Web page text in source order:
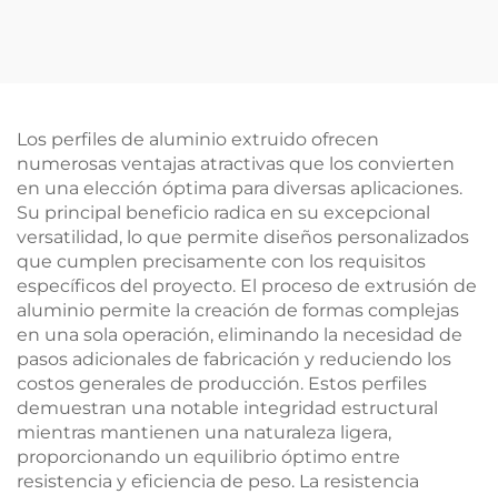
Los perfiles de aluminio extruido ofrecen
numerosas ventajas atractivas que los convierten
en una elección óptima para diversas aplicaciones.
Su principal beneficio radica en su excepcional
versatilidad, lo que permite diseños personalizados
que cumplen precisamente con los requisitos
específicos del proyecto. El proceso de extrusión de
aluminio permite la creación de formas complejas
en una sola operación, eliminando la necesidad de
pasos adicionales de fabricación y reduciendo los
costos generales de producción. Estos perfiles
demuestran una notable integridad estructural
mientras mantienen una naturaleza ligera,
proporcionando un equilibrio óptimo entre
resistencia y eficiencia de peso. La resistencia